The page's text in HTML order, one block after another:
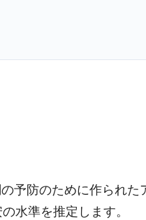
予防のために作られ
水準を推定します。